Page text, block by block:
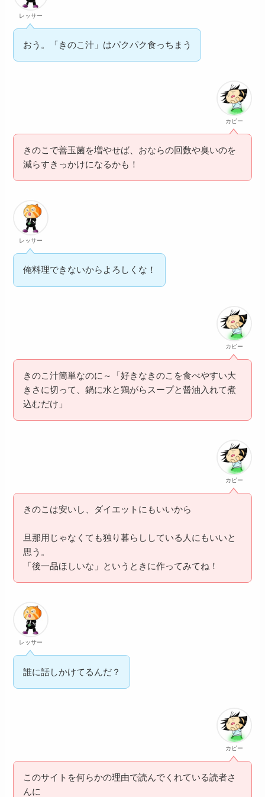
レッサー
おう。「きのこ汁」はパクパク食っちまう
カピー
きのこで善玉菌を増やせば、おならの回数や臭いのを
減らすきっかけになるかも！
レッサー
俺料理できないからよろしくな！
カピー
きのこ汁簡単なのに～「好きなきのこを食べやすい大
きさに切って、鍋に水と鶏がらスープと醤油入れて煮
込むだけ」
カピー
きのこは安いし、ダイエットにもいいから
旦那用じゃなくても独り暮らししている人にもいいと
思う。
「後一品ほしいな」というときに作ってみてね！
レッサー
誰に話しかけてるんだ？
カピー
このサイトを何らかの理由で読んでくれている読者さ
んに